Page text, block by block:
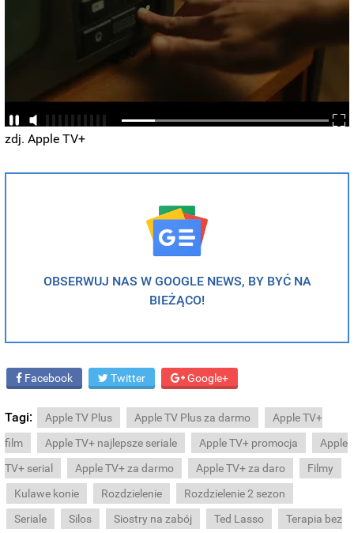
zdj. Apple TV+
OBSERWUJ NAS W GOOGLE NEWS, BY BYĆ NA
BIEŻĄCO!
Facebook Twitter Google+
Tagi: Apple TV Plus Apple TV Plus za darmo
Apple TV+
film
Apple TV+ najlepsze seriale Apple TV+ promocja
Apple
TV+ serial
Apple TV+ za darmo Apple TV+ za daro
Filmy
Kulawe konie
Rozdzielenie
Rozdzielenie 2 sezon
Seriale
Silos Siostry na zabój Ted Lasso
Terapia bez